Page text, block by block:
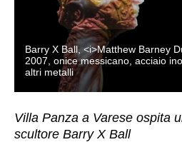
Barry X Ball, <i>Matthew Barney
2007, onice messicano, acciaio
altri metalli
Villa Panza a Varese ospita
scultore Barry X Ball